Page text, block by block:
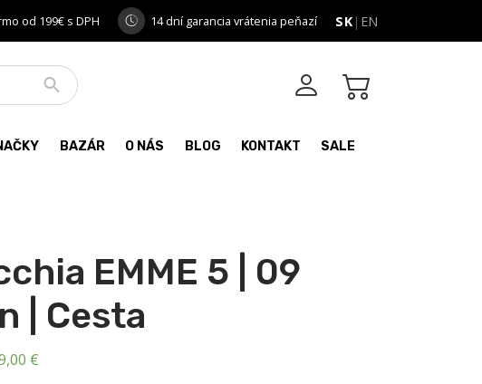
od 199€ s DPH 14 dní garancia vrátenia peňazí SK | EN
BAZÁR O NÁS BLOG KONTAKT SALE
EMME 5 | 09
| Cesta
€